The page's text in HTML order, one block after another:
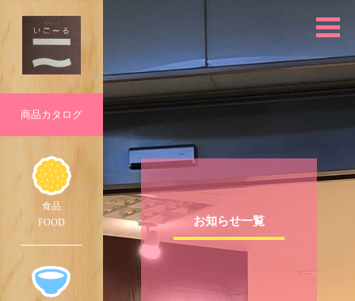
商品 カタログ
食品
FOOD
お知らせ一覧